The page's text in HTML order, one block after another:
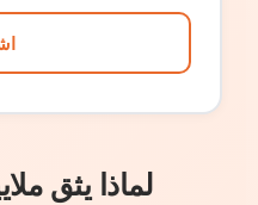
لماذا يثق